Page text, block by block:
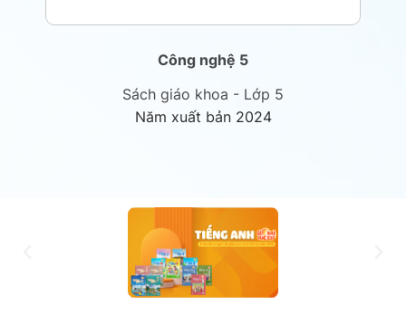
Công nghệ 5
Sách giáo khoa - Lớp 5
Năm xuất bản 2024